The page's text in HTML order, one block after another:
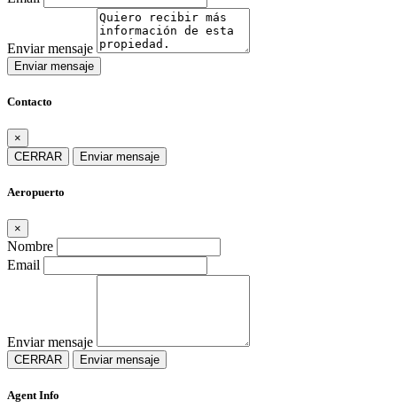
Enviar mensaje
Enviar mensaje
Contacto
×
CERRAR
Enviar mensaje
Aeropuerto
×
Nombre
Email
Enviar mensaje
CERRAR Enviar mensaje
Agent Info